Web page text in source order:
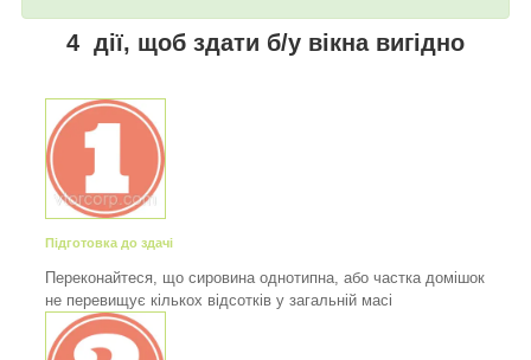
4 дії, щоб здати б/у вікна вигідно
Підготовка до здачі
Переконайтеся, що сировина однотипна, або частка домішок
не перевищує кількох відсотків у загальній масі